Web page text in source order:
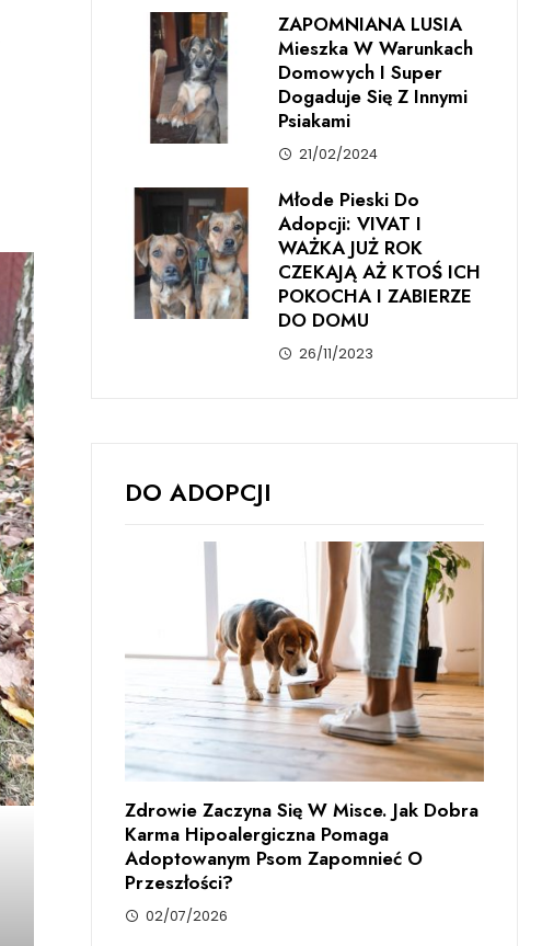
ZAPOMNIANA LUSIA
Mieszka W Warunkach
Domowych I Super
Dogaduje Się Z Innymi
Psiakami
21/02/2024
Młode Pieski Do
Adopcji: VIVAT I
WAŻKA JUŻ ROK
CZEKAJĄ AŻ KTOŚ ICH
POKOCHA I ZABIERZE
DO DOMU
26/11/2023
DO ADOPCJI
Zdrowie Zaczyna Się W Misce. Jak Dobra
Karma Hipoalergiczna Pomaga
Adoptowanym Psom Zapomnieć O
Przeszłości?
02/07/2026